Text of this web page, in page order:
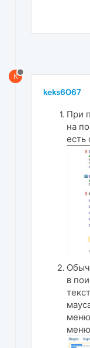
K
keks6067
При
на
есть
в
меню